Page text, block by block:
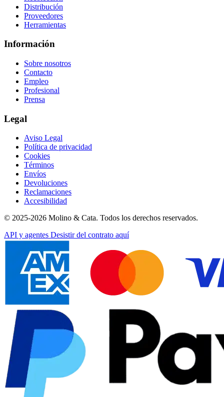
Distribución
Proveedores
Herramientas
Información
Sobre nosotros
Contacto
Empleo
Profesional
Prensa
Legal
Aviso Legal
Política de privacidad
Cookies
Términos
Envíos
Devoluciones
Reclamaciones
Accesibilidad
© 2025-2026 Molino & Cata. Todos los derechos reservados.
API y agentes Desistir del contrato aquí